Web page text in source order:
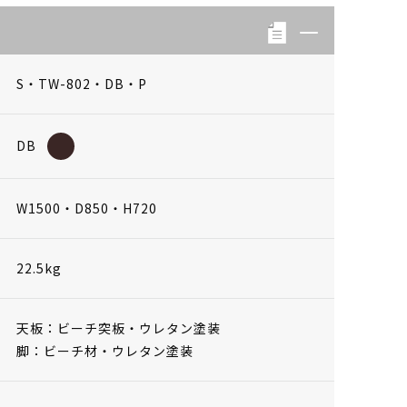
S・TW-802・DB・P
DB
W1500・D850・H720
22.5kg
天板：ビーチ突板・ウレタン塗装
脚：ビーチ材・ウレタン塗装